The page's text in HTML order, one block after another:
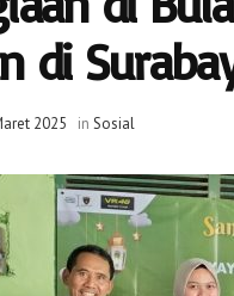
di
2025 in Sosial